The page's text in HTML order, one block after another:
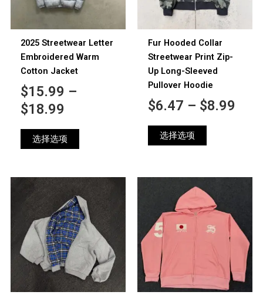
2025 Streetwear Letter
Embroidered Warm
Cotton Jacket
$15.99 –
$18.99
至
$18.99
选择选项
变
在
产
选
项
Fur Hooded Collar
Streetwear Print Zip-
Up Long-Sleeved
Pullover Hoodie
$6.47 – $8.99
至
选择选项
变
体。
在
产
品
页
面
择
项
产
品
有